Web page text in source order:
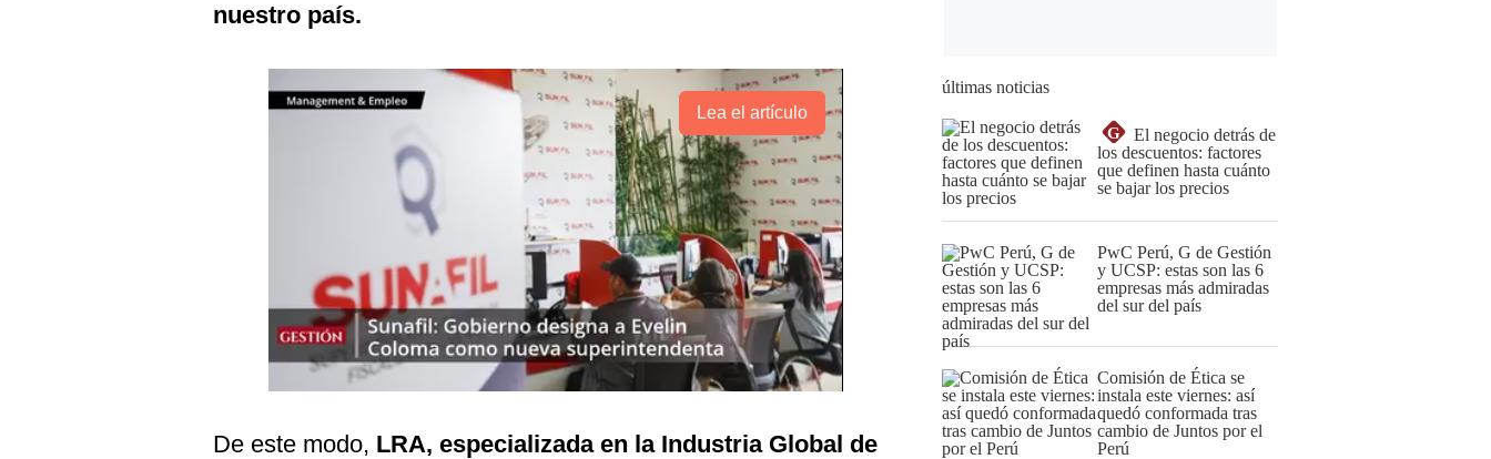
nuestro país.
Lea el artículo
De este modo, LRA, especializada en la Industria Global de
últimas noticias
G
El negocio detrás de
los descuentos: factores
que definen hasta cuánto
se bajar los precios
PwC Perú, G de Gestión
y UCSP: estas son las 6
empresas más admiradas
del sur del país
Comisión de Ética se
instala este viernes: así
quedó conformada tras
cambio de Juntos por el
Perú